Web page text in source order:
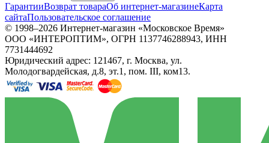
ГарантииВозврат товараОб интернет-магазинеКарта
сайтаПользовательское соглашение
© 1998–2026 Интернет-магазин «Московское Время»
ООО «ИНТЕРОПТИМ», ОГРН 1137746288943, ИНН
7731444692
Юридический адрес: 121467, г. Москва, ул.
Молодогвардейская, д.8, эт.1, пом. III, ком13.